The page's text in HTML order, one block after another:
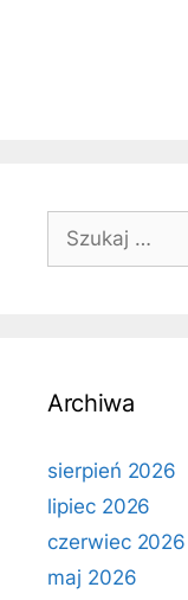
Szukaj:
Archiwa
sierpień 2026
lipiec 2026
czerwiec 2026
maj 2026